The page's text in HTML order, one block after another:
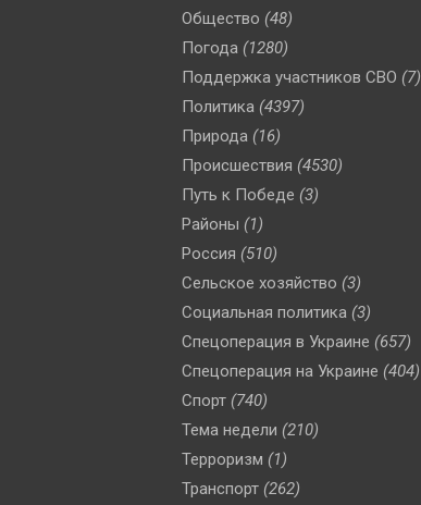
Общество (48)
Погода (1280)
Поддержка участников СВО (7)
Политика (4397)
Природа (16)
Происшествия (4530)
Путь к Победе (3)
Районы (1)
Россия (510)
Сельское хозяйство (3)
Социальная политика (3)
Спецоперация в Украине (657)
Спецоперация на Украине (404)
Спорт (740)
Тема недели (210)
Терроризм (1)
Транспорт (262)